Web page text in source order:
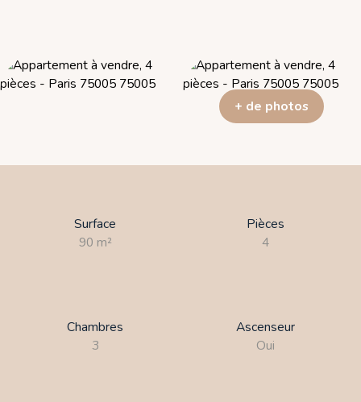
+ de photos
Surface
90 m²
Pièces
4
Chambres
3
Ascenseur
Oui